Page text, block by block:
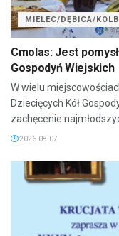
MIELEC/DĘBICA/
Cmolas: Jest
Gospodyń Wiejskich
W wielu
Dziecięcych Kół
zachęcenie
2026-08-07